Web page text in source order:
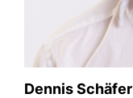
Dennis Schäfer